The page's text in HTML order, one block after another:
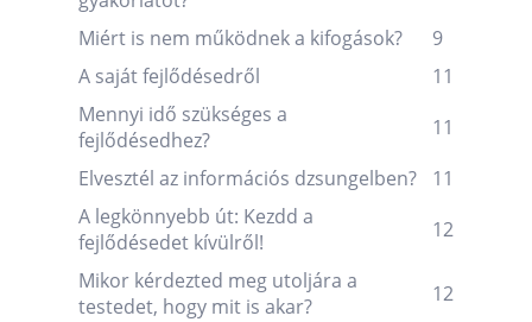
Miért is nem működnek a kifogások?
9
A saját fejlődésedről
11
Mennyi idő szükséges a
fejlődésedhez?
11
Elvesztél az információs dzsungelben?
11
A legkönnyebb út: Kezdd a
fejlődésedet kívülről!
12
Mikor kérdezted meg utoljára a
testedet, hogy mit is akar?
12